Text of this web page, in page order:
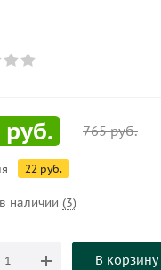
руб. 765руб.
22 руб.
наличии (3)
В корзину